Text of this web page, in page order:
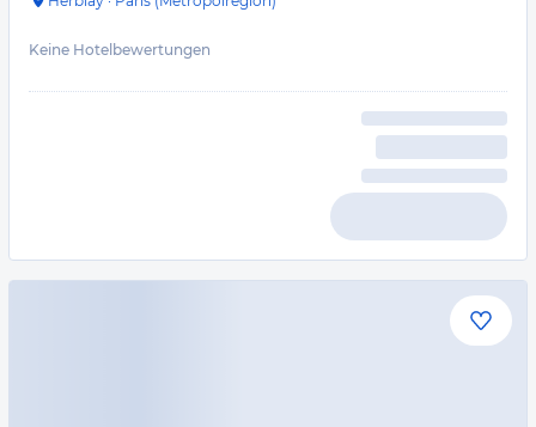
Keine Hotelbewertungen